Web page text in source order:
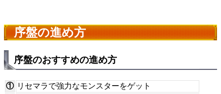
序盤の進め方
序盤のおすすめの進め方
① リセマラで強力なモンスターをゲット